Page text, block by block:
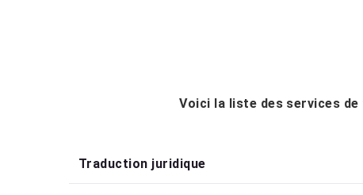
Voici la liste des services
Traduction juridique